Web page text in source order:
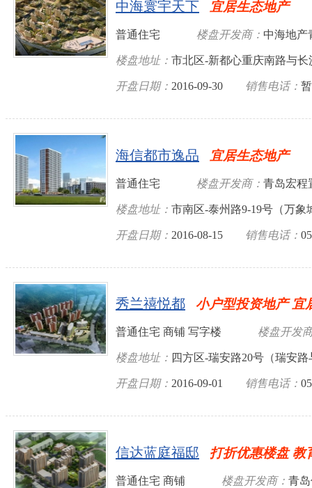
中海寰宇天下 宜居生态地产
普通住宅 楼盘开发商： 中海地产
楼盘地址： 市北区-新都心重庆南路与长
开盘日期： 2016-09-30 销售电话：
海信都市逸品 宜居生态地产
普通住宅 楼盘开发商： 青岛宏程
楼盘地址： 市南区-泰州路9-19号（万象
开盘日期： 2016-08-15 销售电话：
秀兰禧悦都 小户型投资地产 宜
普通住宅 商铺 写字楼 楼盘开发
楼盘地址： 四方区-瑞安路20号（瑞安
开盘日期： 2016-09-01 销售电话：
信达蓝庭福邸 打折优惠楼盘
普通住宅 商铺 楼盘开发商： 青